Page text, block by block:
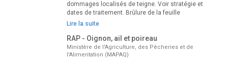
dommages localisés de teigne. Voir stratégie et
dates de traitement. Brûlure de la feuille
Lire la suite
RAP - Oignon, ail et poireau
Ministère de l'Agriculture, des Pêcheries et de
l'Alimentation (MAPAQ)